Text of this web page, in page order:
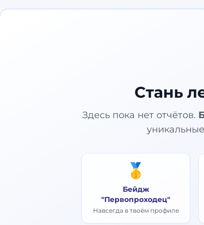
Стань
Здесь пока нет отчётов.
🥇
Бейдж
"Первопроходец"
Навсегда в твоём профиле